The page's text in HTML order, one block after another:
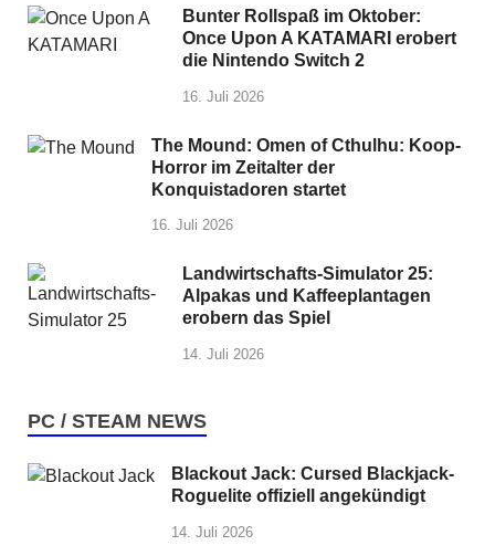
Bunter Rollspaß im Oktober:
Once Upon A KATAMARI erobert
die Nintendo Switch 2
16. Juli 2026
The Mound: Omen of Cthulhu: Koop-
Horror im Zeitalter der
Konquistadoren startet
16. Juli 2026
Landwirtschafts-Simulator 25:
Alpakas und Kaffeeplantagen
erobern das Spiel
14. Juli 2026
PC / STEAM NEWS
Blackout Jack: Cursed Blackjack-
Roguelite offiziell angekündigt
14. Juli 2026